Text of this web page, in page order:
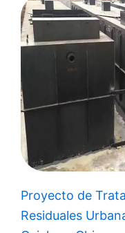
Proyecto de
Residuales